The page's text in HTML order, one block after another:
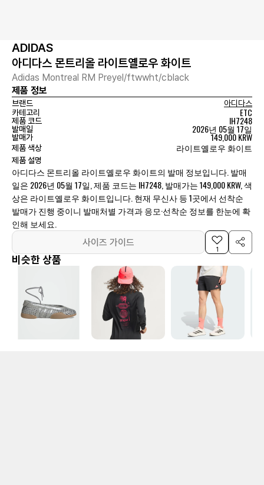
ADIDAS
아디다스 몬트리올 라이트옐로우 화이트
Adidas Montreal RM Preyel/ftwwht/cblack
제품 정보
브랜드
아디다스
카테고리
ETC
제품 코드 IH7248
발매일 2026년 05월 17일
발매가 149,000 KRW
제품 색상 라이트옐로우 화이트
제품 설명
아디다스 몬트리올 라이트옐로우 화이트의 발매 정보입니다. 발매
일은 2026년 05월 17일, 제품 코드는 IH7248, 발매가는 149,000 KRW, 색
상은 라이트옐로우 화이트입니다. 현재 무신사 등 1곳에서 선착순
발매가 진행 중이니 발매처별 가격과 응모·선착순 정보를 한눈에 확
인해 보세요.
사이즈 가이드
1
비슷한 상품